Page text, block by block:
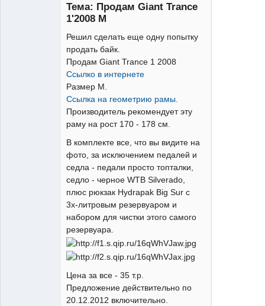
Тема: Продам Giant Trance
1'2008 M
Решил сделать еще одну попытку
продать байк.
Продам Giant Trance 1 2008
Ссылко в интернете
Размер М.
Ссылка на геометрию рамы.
Производитель рекомендует эту
раму на рост 170 - 178 см.
В комплекте все, что вы видите на
фото, за исключением педалей и
седла - педали просто топталки,
седло - черное WTB Silverado,
плюс рюкзак Hydrapak Big Sur с
3х-литровым резервуаром и
набором для чистки этого самого
резервуара.
Цена за все - 35 т.р.
Предложение действительно по
20.12.2012 включительно.